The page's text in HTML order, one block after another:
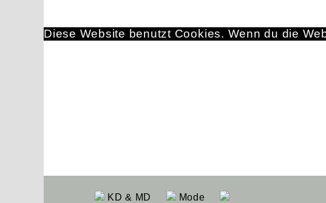
KD & MD Mode
Diese Website benutzt Cookies. Wenn du die